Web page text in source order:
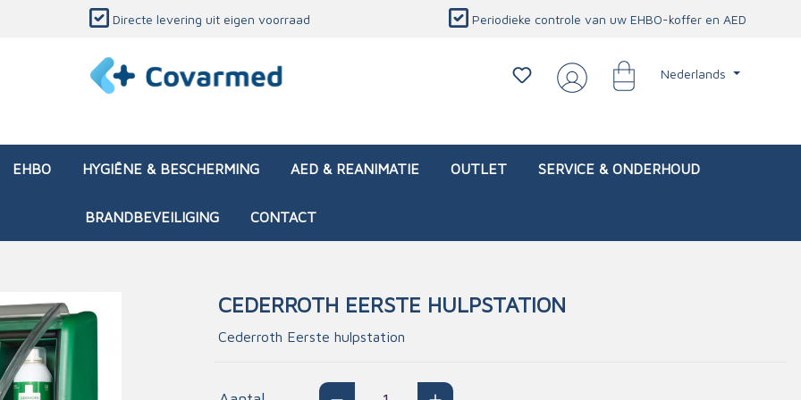
Directe levering uit eigen voorraad Periodieke controle van uw EHBO-koffer en AED
Nederlands
EHBO HYGIËNE & BESCHERMING AED & REANIMATIE OUTLET SERVICE & ONDERHOUD
BRANDBEVEILIGING CONTACT
(leeg) Interventietassen (gevuld)
onderhoud
& verbanden
materialen
Huid & wondzorg
Brandwonden - thermisch
en papierwaren
Divers medisch materiaal
Opleidingsmateriaal
CEDERROTH EERSTE HULPSTATION
Cederroth Eerste hulpstation